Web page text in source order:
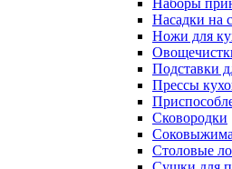
Наборы
Насадки на
Ножи для
Подставки
Прессы
Сковородки
Столовые